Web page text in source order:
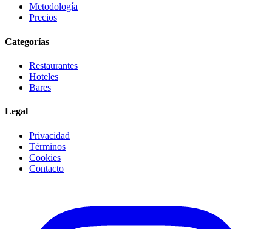
Metodología
Precios
Categorías
Restaurantes
Hoteles
Bares
Legal
Privacidad
Términos
Cookies
Contacto